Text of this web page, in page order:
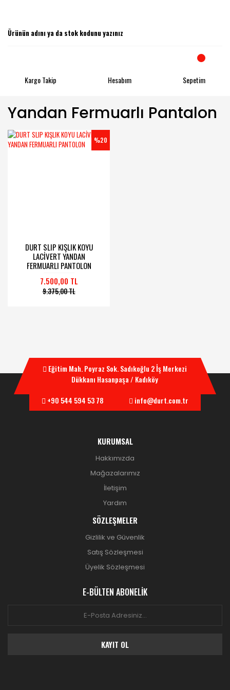
Kargo Takip Hesabım Sepetim
Yandan Fermuarlı Pantalon
%20
DURT SLIP KIŞLIK KOYU
LACİVERT YANDAN
FERMUARLI PANTOLON
7.500,00 TL
9.375,00 TL
Eğitim Mah. Poyraz Sok. Sadıkoğlu 2 İş Merkezi
Dükkanı Hasanpaşa / Kadıköy
+90 544 594 53 78
info@durt.com.tr
KURUMSAL
Hakkımızda
Mağazalarımız
İletişim
Yardım
SÖZLEŞMELER
Gizlilik ve Güvenlik
Satış Sözleşmesi
Üyelik Sözleşmesi
E-BÜLTEN ABONELİK
KAYIT OL